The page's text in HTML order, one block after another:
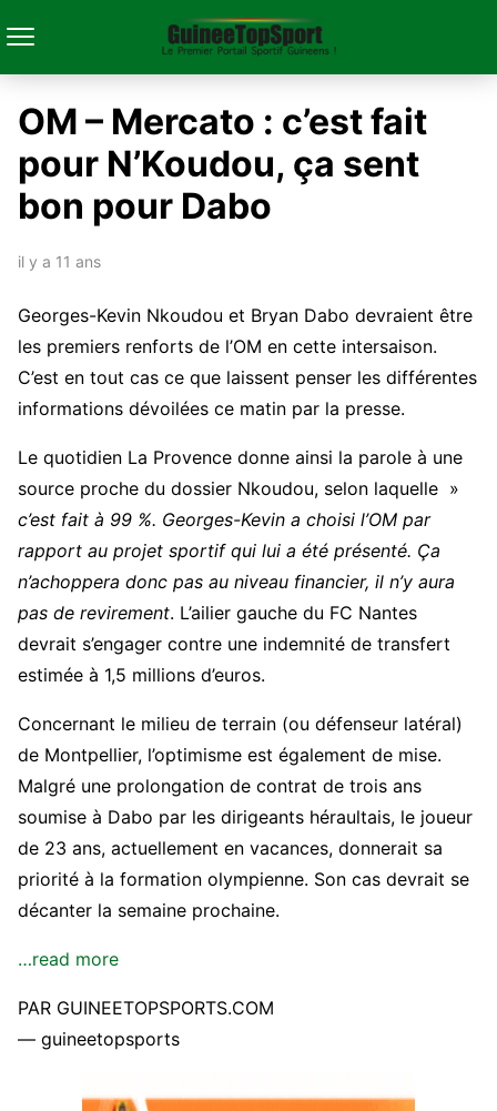
OM – Mercato : c’est fait
pour N’Koudou, ça sent
bon pour Dabo
il y a 11 ans
Georges-Kevin Nkoudou et Bryan Dabo devraient être
les premiers renforts de l’OM en cette intersaison.
C’est en tout cas ce que laissent penser les différentes
informations dévoilées ce matin par la presse.
Le quotidien La Provence donne ainsi la parole à une
source proche du dossier Nkoudou, selon laquelle »
c’est fait à 99 %. Georges-Kevin a choisi l’OM par
rapport au projet sportif qui lui a été présenté. Ça
n’achoppera donc pas au niveau financier, il n’y aura
pas de revirement. L’ailier gauche du FC Nantes
devrait s’engager contre une indemnité de transfert
estimée à 1,5 millions d’euros.
Concernant le milieu de terrain (ou défenseur latéral)
de Montpellier, l’optimisme est également de mise.
Malgré une prolongation de contrat de trois ans
soumise à Dabo par les dirigeants héraultais, le joueur
de 23 ans, actuellement en vacances, donnerait sa
priorité à la formation olympienne. Son cas devrait se
décanter la semaine prochaine.
…read more
PAR GUINEETOPSPORTS.COM
— guineetopsports